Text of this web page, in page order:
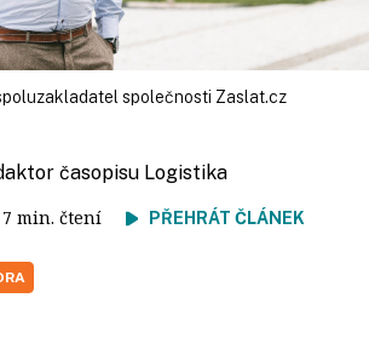
společnosti Zaslat.cz
časopisu Logistika
7 min. čtení PŘEHRÁT ČLÁNEK